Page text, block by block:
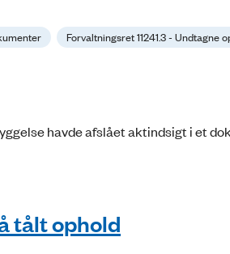
Forvaltningsret 11241.3 - Undtagne
havde afslået aktindsigt i et
tålt ophold